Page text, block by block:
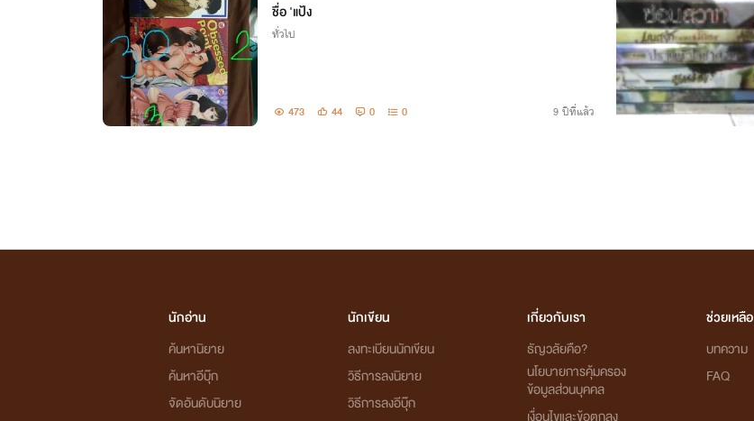
ชื่อ 'แป้ง
ทั่วไป
473 44 0 0 9 ปีที่แล้ว
นักอ่าน
ค้นหานิยาย
ค้นหาอีบุ๊ก
จัดอันดับนิยาย
นักเขียน
ลงทะเบียนนักเขียน
วิธีการลงนิยาย
วิธีการลงอีบุ๊ก
เกี่ยวกับเรา
ธัญวลัยคือ?
นโยบายการคุ้มครอง
ข้อมูลส่วนบุคคล
ช่วยเหลือ
บทความ
FAQ